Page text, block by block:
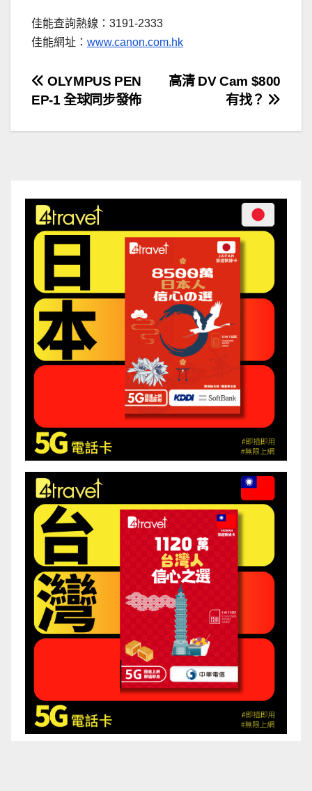
佳能查詢熱線：3191-2333
佳能網址： www.canon.com.hk
文
高清 DV Cam $800
有找？
OLYMPUS PEN
EP-1 全球同步發佈